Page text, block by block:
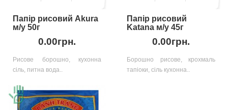
Папір рисовий Akura
м/у 50г
0.00грн.
Рисове борошно, кухонна
сіль, питна вода..
Папір рисовий
Katana м/у 45г
0.00грн.
Борошно рисове, крохмаль
тапіоки, сіль кухонна..